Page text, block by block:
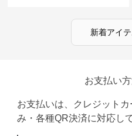
新着アイ
お支払い
お支払いは、クレジット
み・各種QR決済に対応し